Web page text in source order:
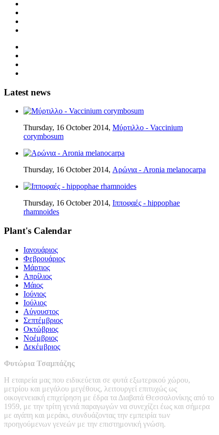
Latest news
Thursday, 16 October 2014, Μύρτιλλο - Vaccinium
corymbosum
Thursday, 16 October 2014, Αρώνια - Aronia melanocarpa
Thursday, 16 October 2014, Ιπποφαές - hippophae
rhamnoides
Plant's Calendar
Ιανουάριος
Φεβρουάριος
Μάρτιος
Απρίλιος
Μάιος
Ιούνιος
Ιούλιος
Αύγουστος
Σεπτέμβριος
Οκτώβριος
Νοέμβριος
Δεκέμβριος
Φυτώρια Τσαμπάζης
Η εταιρεία μας που ειδικεύεται σε φυτά εξωτερικού χώρου,
μετρίου και μεγάλου μεγέθους, λειτουργεί επιτυχώς ως
οικογενειακή επιχείρηση με έδρα τα Διαβατά Θεσσαλονίκης από το
1959, με την τρίτη γενιά παραγωγών να συνεχίζει έως και σήμερα
με αγάπη και μεράκι, συνδυάζοντας την εμπειρία των
προηγούμενων γενεών με την επιστημονική γνώση.